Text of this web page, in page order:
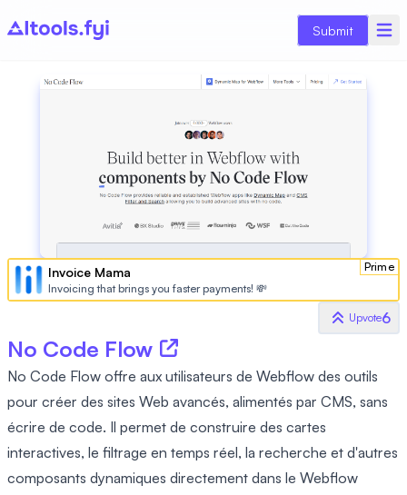
Submit
Prime
Invoice Mama
Invoicing that brings you faster payments! 💸
Upvote6
No Code Flow
No Code Flow offre aux utilisateurs de Webflow des outils
pour créer des sites Web avancés, alimentés par CMS, sans
écrire de code. Il permet de construire des cartes
interactives, le filtrage en temps réel, la recherche et d'autres
composants dynamiques directement dans le Webflow